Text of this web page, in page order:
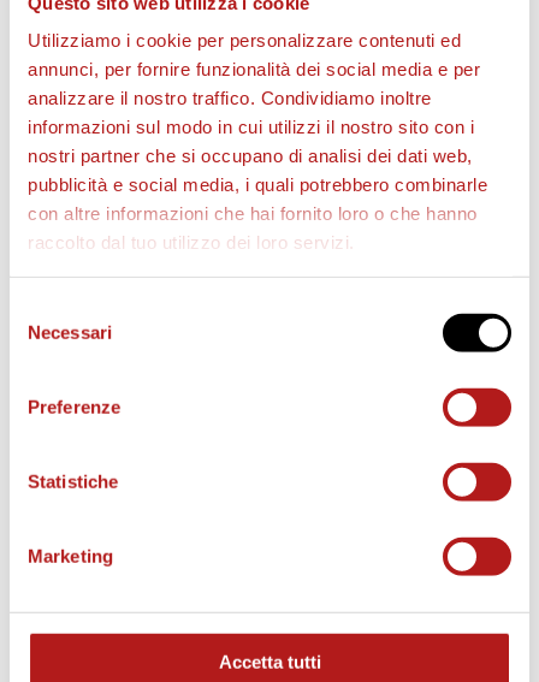
Utilizziamo i cookie per personalizzare contenuti ed
annunci, per fornire funzionalità dei social media e per
analizzare il nostro traffico. Condividiamo inoltre
informazioni sul modo in cui utilizzi il nostro sito con i
nostri partner che si occupano di analisi dei dati web,
pubblicità e social media, i quali potrebbero combinarle
con altre informazioni che hai fornito loro o che hanno
raccolto dal tuo utilizzo dei loro servizi.
delNecessari
Preferenze
Statistiche
Marketing
Accetta tutti
MATCH PROGRAM